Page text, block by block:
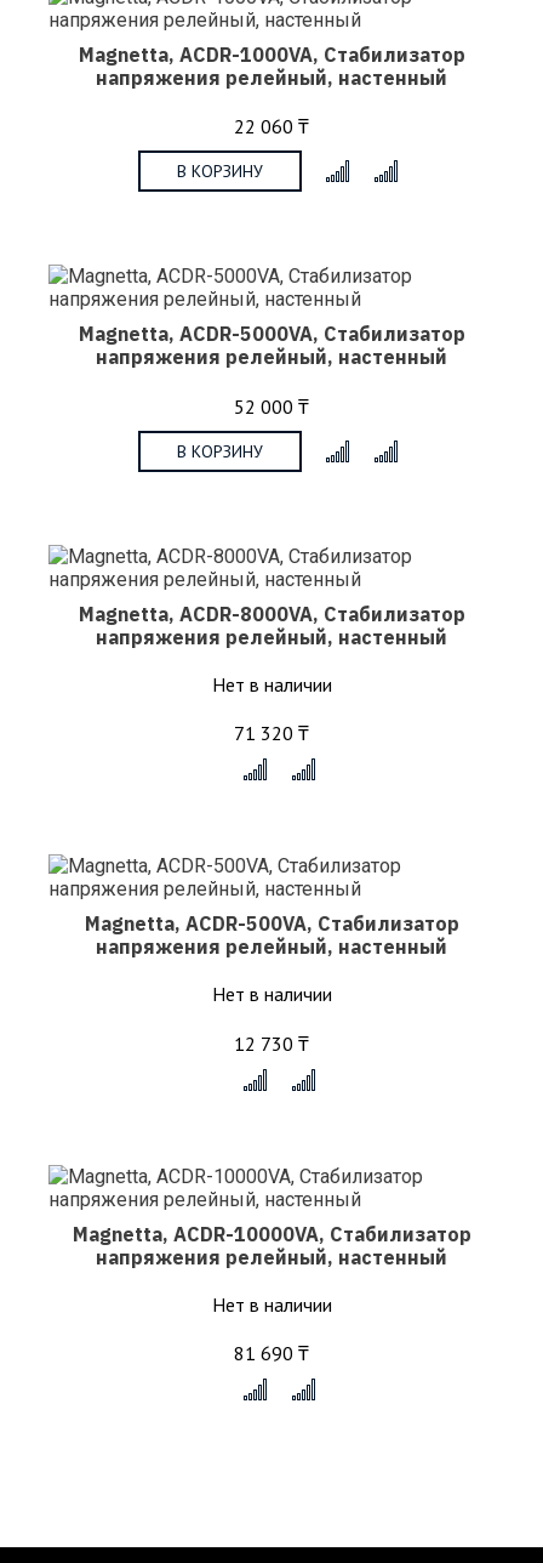
Magnetta, ACDR-1000VA, Стабилизатор
напряжения релейный, настенный
22 060 ₸
В КОРЗИНУ
Magnetta, ACDR-5000VA, Стабилизатор
напряжения релейный, настенный
52 000 ₸
В КОРЗИНУ
Magnetta, ACDR-8000VA, Стабилизатор
напряжения релейный, настенный
Нет в наличии
71 320 ₸
Magnetta, ACDR-500VA, Стабилизатор
напряжения релейный, настенный
Нет в наличии
12 730 ₸
Magnetta, ACDR-10000VA, Стабилизатор
напряжения релейный, настенный
Нет в наличии
81 690 ₸